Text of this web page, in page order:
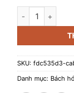
Thức uống lên
SKU: fdc535d3-
Danh mục: Bách